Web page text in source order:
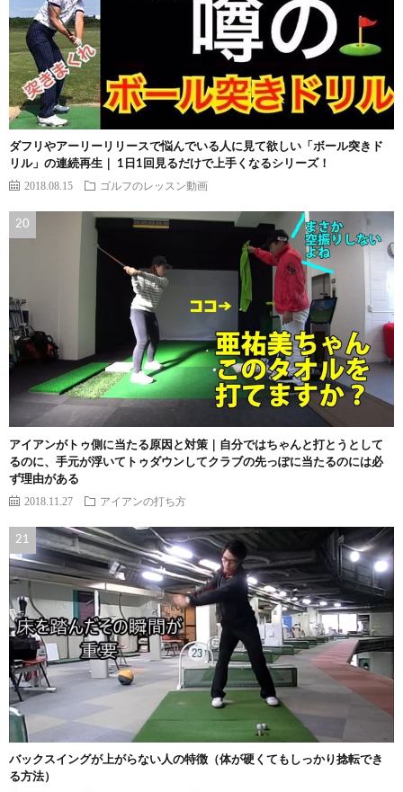
ダフリやアーリーリリースで悩んでいる人に見て欲しい「ボール突きド
リル」の連続再生｜ 1日1回見るだけで上手くなるシリーズ！
2018.08.15 ゴルフのレッスン動画
アイアンがトゥ側に当たる原因と対策｜自分ではちゃんと打とうとして
るのに、手元が浮いてトゥダウンしてクラブの先っぽに当たるのには必
ず理由がある
2018.11.27 アイアンの打ち方
バックスイングが上がらない人の特徴（体が硬くてもしっかり捻転でき
る方法）